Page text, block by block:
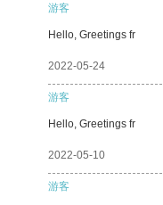
游客
Hello, Greetings fr
2022-05-24
游客
Hello, Greetings fr
2022-05-10
游客